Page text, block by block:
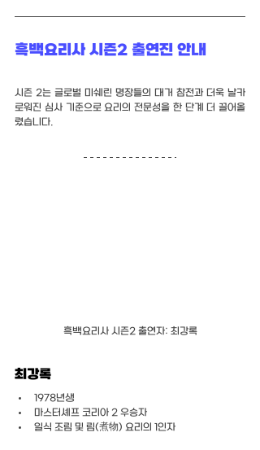
흑백요리사 시즌2 출연진 안내
시즌 2는 글로벌 미쉐린 명장들의 대거 참전과 더욱 날카
로워진 심사 기준으로 요리의 전문성을 한 단계 더 끌어올
렸습니다.
흑백요리사 시즌2 출연자: 최강록
최강록
1978년생
마스터셰프 코리아 2 우승자
일식 조림 및 림(煮物) 요리의 1인자